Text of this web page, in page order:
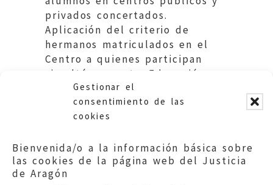
Gestionar el
consentimiento de las
cookies
Bienvenida/o a la información básica sobre
las cookies de la página web del Justicia
de Aragón
privados concertados.
Aplicación del criterio de
hermanos matriculados en el
Centro a quienes participan
simultáneamente. Educación.